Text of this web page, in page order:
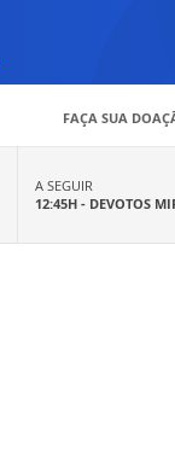
FAÇA SUA
A SEGUIR
12:45H - DEVOTOS